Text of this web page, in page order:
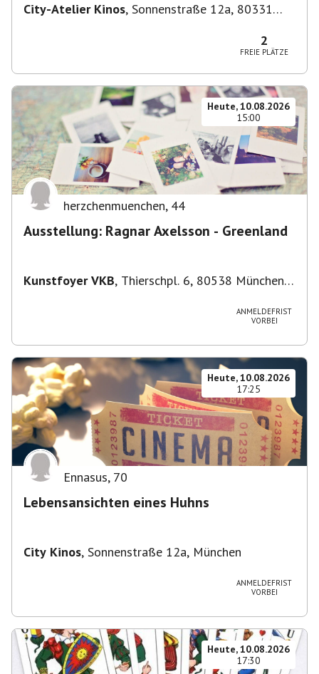
City-Atelier Kinos, Sonnenstraße 12a, 80331
2
FREIE PLÄTZE
Heute, 10.08.2026
15:00
herzchenmuenchen, 44
Ausstellung: Ragnar Axelsson - Greenland
Kunstfoyer VKB, Thierschpl. 6, 80538 München,
ANMELDEFRIST
VORBEI
Heute, 10.08.2026
17:25
Ennasus, 70
Lebensansichten eines Huhns
City Kinos, Sonnenstraße 12a, München
ANMELDEFRIST
VORBEI
Heute, 10.08.2026
17:30